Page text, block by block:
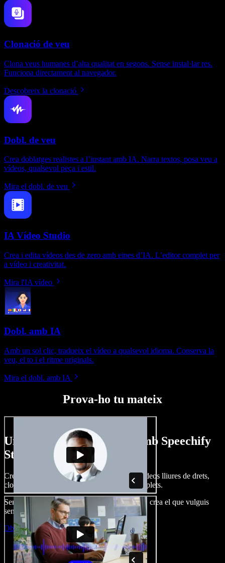
Clonació de veu
Clona veus humanes d’alta qualitat en segons. Sense instal·lar res.
Funciona directament al navegador.
Descobreix la clonació
Dobl. de veu
Crea doblatges realistes a l’instant amb IA. Narra textos, posa veu a
vídeos, qualsevol peça i estil.
Mira el dobl. de veu
IA Vídeo Studio
Crea i edita vídeos des de zero amb eines d’IA. L’editor complet per
a vídeo i creativitat.
Mira l'IA vídeo
Dobl. amb IA
Amb un sol clic, tradueix el vídeo a qualsevol idioma. Conserva la
veu, el to i el ritme originals.
Mira el dobl. amb IA
Prova-ho tu mateix
Un tastet del que pots fer amb Speechify
Studio.
Crea dobl. de veu, afegeix imatges, àudio, vídeos lliures de drets,
clona veus i munta projectes multimèdia complets.
Sense corba d’aprenentatge, tot al navegador: crea el que vulguis
sense els límits de sempre.
Obre l'Studio